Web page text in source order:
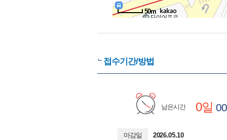
50m
접수기간/방법
남은시간 0일
마감일 2026.05.10